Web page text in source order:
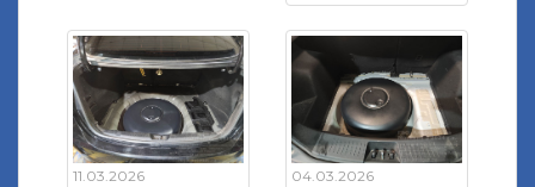
11.03.2026 04.03.2026